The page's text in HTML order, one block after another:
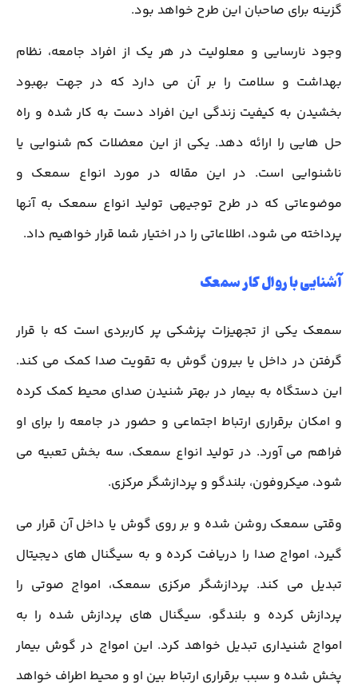
گزینه برای صاحبان این طرح خواهد بود.
وجود نارسایی و معلولیت در هر یک از افراد جامعه، نظام
بهداشت و سلامت را بر آن می دارد که در جهت بهبود
بخشیدن به کیفیت زندگی این افراد دست به کار شده و راه
حل هایی را ارائه دهد. یکی از این معضلات کم شنوایی یا
ناشنوایی است. در این مقاله در مورد انواع سمعک و
موضوعاتی که در طرح توجیهی تولید انواع سمعک به آنها
پرداخته می شود، اطلاعاتی را در اختیار شما قرار خواهیم داد.
آشنایی با روال کار سمعک
سمعک یکی از تجهیزات پزشکی پر کاربردی است که با قرار
گرفتن در داخل یا بیرون گوش به تقویت صدا کمک می کند.
این دستگاه به بیمار در بهتر شنیدن صدای محیط کمک کرده
و امکان برقراری ارتباط اجتماعی و حضور در جامعه را برای او
فراهم می آورد. در تولید انواع سمعک، سه بخش تعبیه می
شود، میکروفون، بلندگو و پردازشگر مرکزی.
وقتی سمعک روشن شده و بر روی گوش یا داخل آن قرار می
گیرد، امواج صدا را دریافت کرده و به سیگنال های دیجیتال
تبدیل می کند. پردازشگر مرکزی سمعک، امواج صوتی را
پردازش کرده و بلندگو، سیگنال های پردازش شده را به
امواج شنیداری تبدیل خواهد کرد. این امواج در گوش بیمار
پخش شده و سبب برقراری ارتباط بین او و محیط اطراف خواهد